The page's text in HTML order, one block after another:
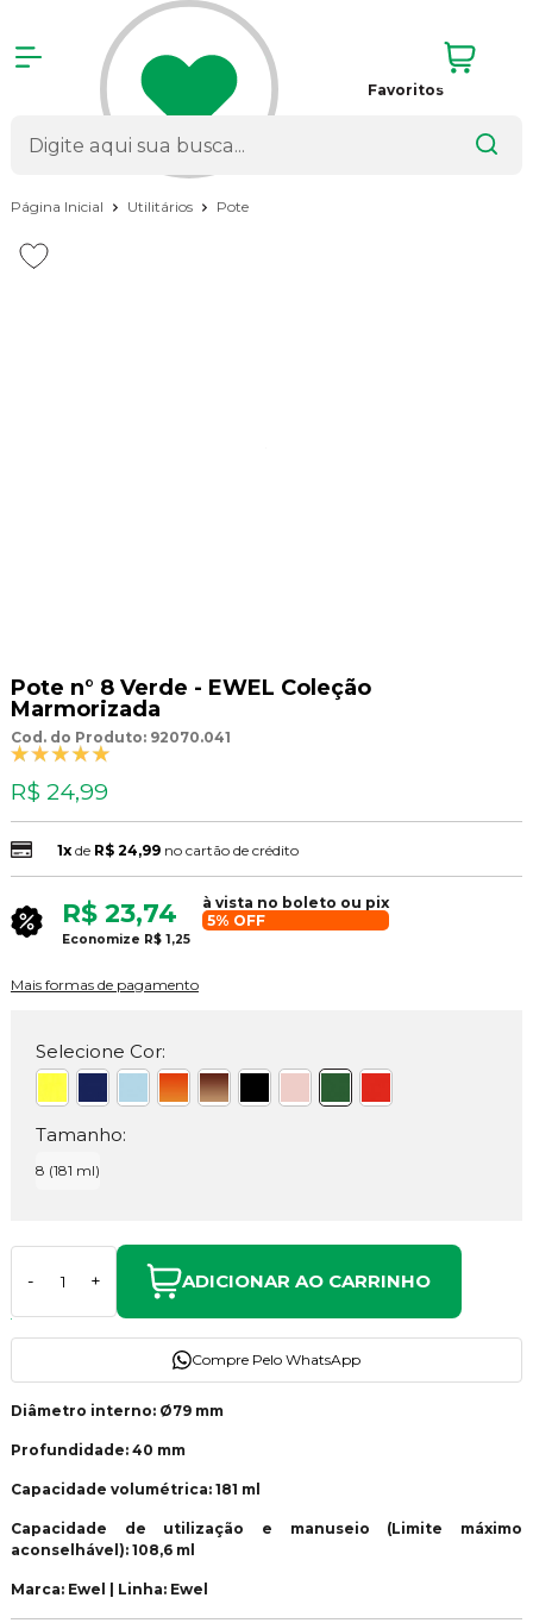
Favoritos
Página Inicial Utilitários Pote
Pote n° 8 Verde - EWEL Coleção
Marmorizada
Cod. do Produto: 92070.041
R$ 24,99
1xde R$ 24,99 no cartão de crédito
R$ 23,74
à vista no boleto ou pix
5% OFF
Economize R$ 1,25
Mais formas de pagamento
Selecione Cor:
Tamanho:
8 (181 ml)
- + ADICIONAR AO CARRINHO
Compre Pelo WhatsApp
Diâmetro interno: Ø79 mm
Profundidade: 40 mm
Capacidade volumétrica: 181 ml
Capacidade de utilização e manuseio (Limite máximo
aconselhável): 108,6 ml
Marca: Ewel | Linha: Ewel